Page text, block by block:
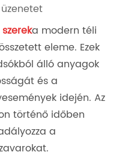
a modern téli
eleme. Ezek
álló anyagok
és a
idején. Az
történő időben
a